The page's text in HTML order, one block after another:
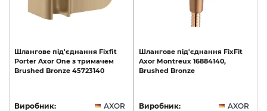
Шлангове під'єднання Fixfit
Porter Axor One з тримачем
Brushed Bronze 45723140
Виробник: AXOR
Шлангове під'єднання FixFit
Axor Montreux 16884140,
Brushed Bronze
Виробник: AXOR